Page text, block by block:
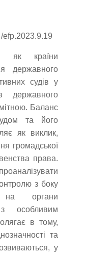
efp.2023.9.19
як країни
державного
судів у
державного
Баланс
та його
як виклик,
громадської
права.
з боку
на органи
особливим
в тому,
та
у